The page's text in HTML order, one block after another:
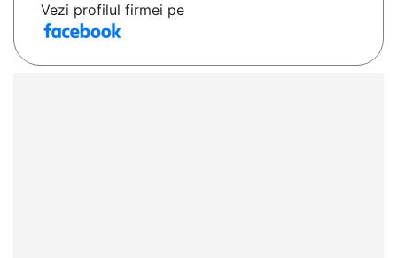
Vezi profilul firmei pe